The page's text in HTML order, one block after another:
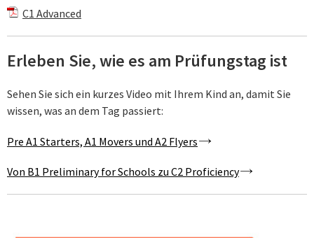
C1 Advanced
Erleben Sie, wie es am Prüfungstag ist
Sehen Sie sich ein kurzes Video mit Ihrem Kind an, damit Sie
wissen, was an dem Tag passiert:
Pre A1 Starters, A1 Movers und A2 Flyers
Von B1 Preliminary for Schools zu C2 Proficiency